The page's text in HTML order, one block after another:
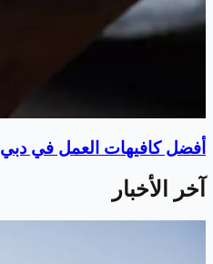
أفضل كافيهات العمل في دبي
آخر الأخبار